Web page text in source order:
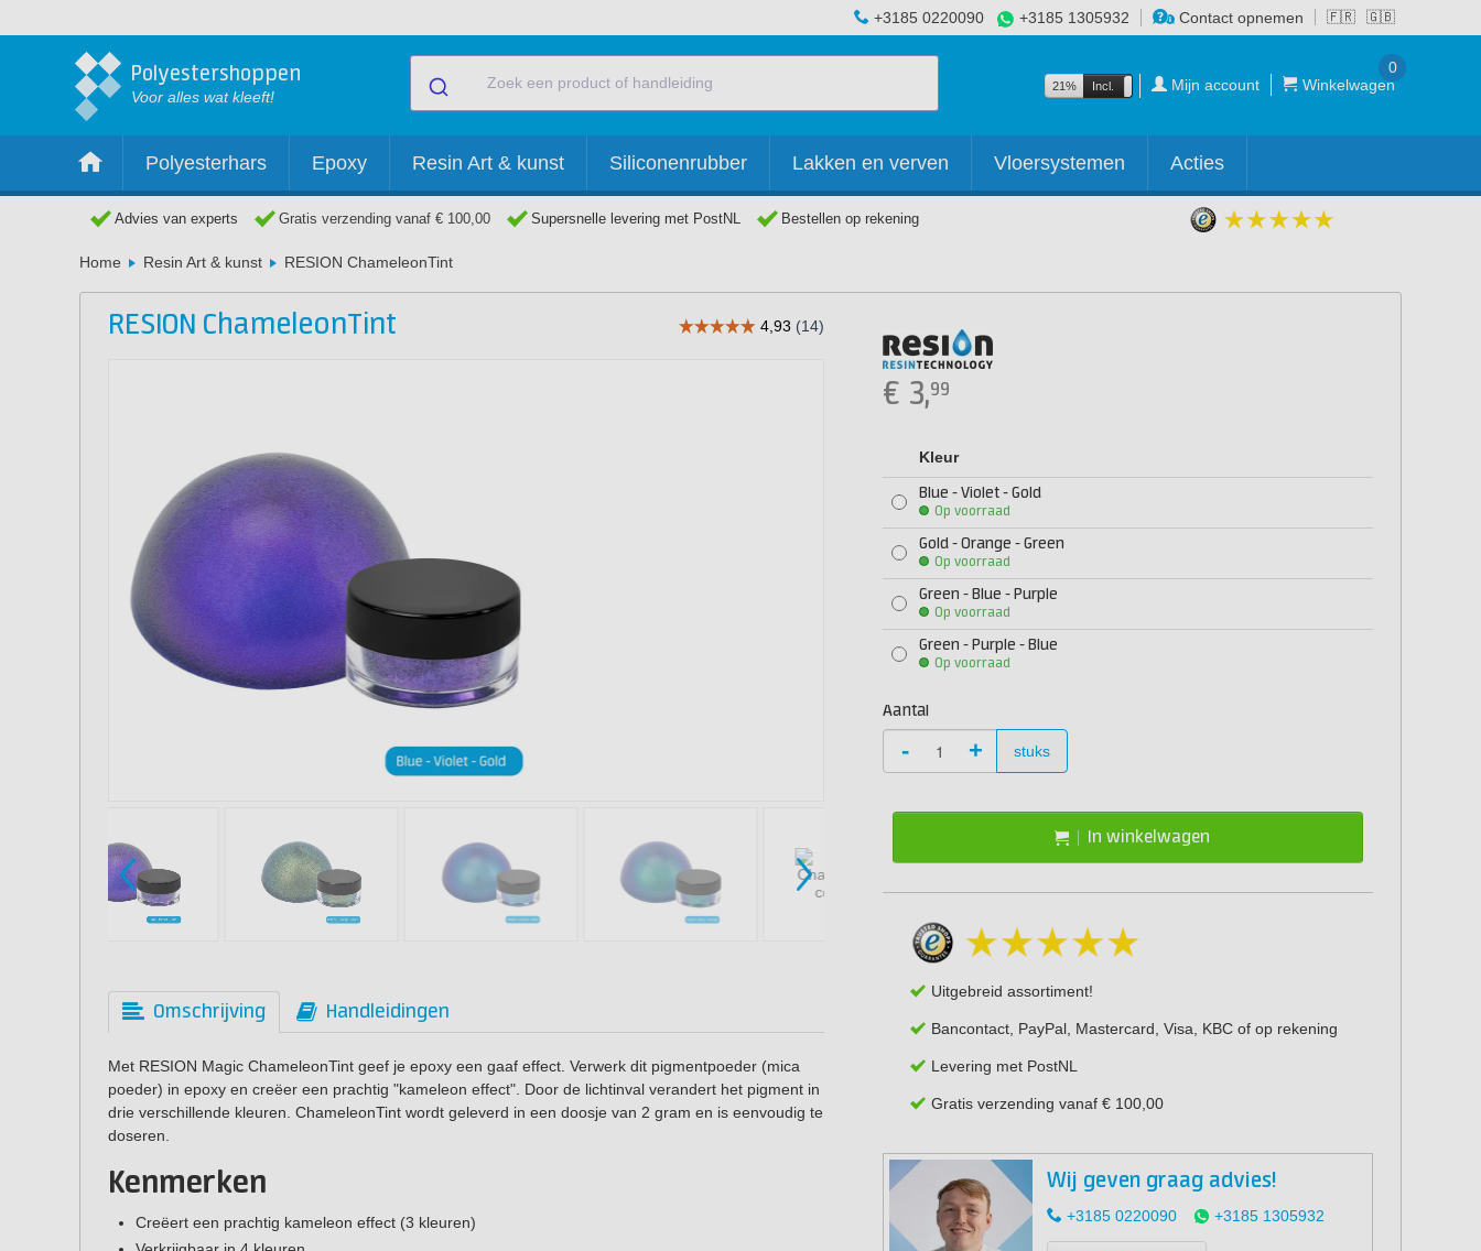
🇫🇷 🇬🇧
+3185 0220090 +3185 1305932 Contact opnemen
Polyestershoppen
Voor alles wat kleeft!
21% Incl. Excl. Mijn account Winkelwagen
0
Polyesterhars Epoxy Resin Art & kunst Siliconenrubber Lakken en verven Vloersystemen Acties
Advies van experts Gratis verzending vanaf € 100,00 Supersnelle levering met PostNL Bestellen op rekening
Home Resin Art & kunst RESION ChameleonTint
RESION ChameleonTint
Omschrijving Handleidingen
Met RESION Magic ChameleonTint geef je epoxy een gaaf effect. Verwerk dit pigmentpoeder (mica
poeder) in epoxy en creëer een prachtig "kameleon effect". Door de lichtinval verandert het pigment in
drie verschillende kleuren. ChameleonTint wordt geleverd in een doosje van 2 gram en is eenvoudig te
doseren.
Kenmerken
Creëert een prachtig kameleon effect (3 kleuren)
€ 3,99
Kleur
Blue - Violet - Gold
Op voorraad
Gold - Orange - Green
Op voorraad
Green - Blue - Purple
Op voorraad
Green - Purple - Blue
Op voorraad
Aantal
- + stuks
In winkelwagen
Uitgebreid assortiment!
Bancontact, PayPal, Mastercard, Visa, KBC of op rekening
Levering met PostNL
Gratis verzending vanaf € 100,00
Wij geven graag advies!
+3185 0220090 +3185 1305932